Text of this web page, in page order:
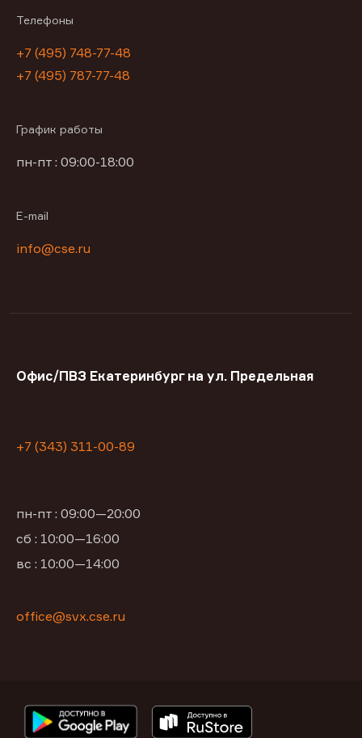
Телефоны
+7 (495) 748-77-48
+7 (495) 787-77-48
График работы
пн-пт : 09:00-18:00
E-mail
info@cse.ru
Офис/ПВЗ Екатеринбург на ул. Предельная
+7 (343) 311-00-89
пн-пт : 09:00—20:00
сб : 10:00—16:00
вс : 10:00—14:00
office@svx.cse.ru